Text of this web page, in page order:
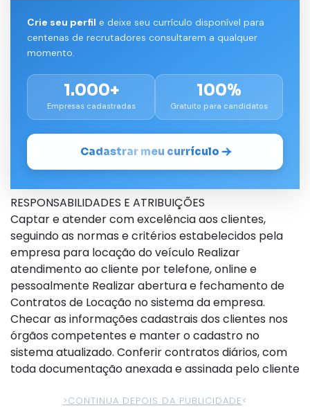
Crie seu perfil e deixe seu currículo disponível para
centenas de recrutadores consultarem a qualquer
momento.
1.000+
Empresas cadastradas
100%
Gratuito para candidatos
Cadastrar meu currículo
RESPONSABILIDADES E ATRIBUIÇÕES
Captar e atender com excelência aos clientes,
seguindo as normas e critérios estabelecidos pela
empresa para locação do veículo Realizar
atendimento ao cliente por telefone, online e
pessoalmente Realizar abertura e fechamento de
Contratos de Locação no sistema da empresa.
Checar as informações cadastrais dos clientes nos
órgãos competentes e manter o cadastro no
sistema atualizado. Conferir contratos diários, com
toda documentação anexada e assinada pelo cliente
>CONTINUA DEPOIS DA PUBLICIDADE<